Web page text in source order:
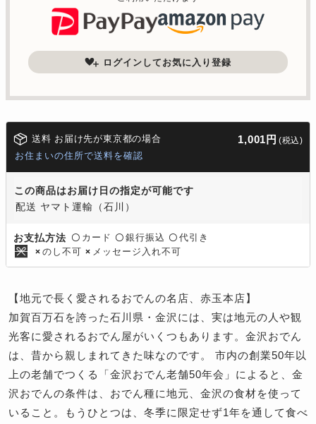
ログインしてお気に入り登録
送料 お届け先が東京都の場合 1,001円 (税込)
お住まいの住所で送料を確認
この商品はお届け日の指定が可能です
配送 ヤマト運輸（石川）
お支払方法 〇 カード 〇 銀行振込 〇 代引き
× のし不可 × メッセージ入れ不可
【地元で長く愛されるおでんの名店、赤玉本店】
加賀百万石を誇った石川県・金沢には、実は地元の人や観
光客に愛されるおでん屋がいくつもあります。金沢おでん
は、昔から親しまれてきた味なのです。 市内の創業50年以
上の老舗でつくる「金沢おでん老舗50年会」によると、金
沢おでんの条件は、おでん種に地元、金沢の食材を使って
いること。もうひとつは、冬季に限定せず1年を通して食べ